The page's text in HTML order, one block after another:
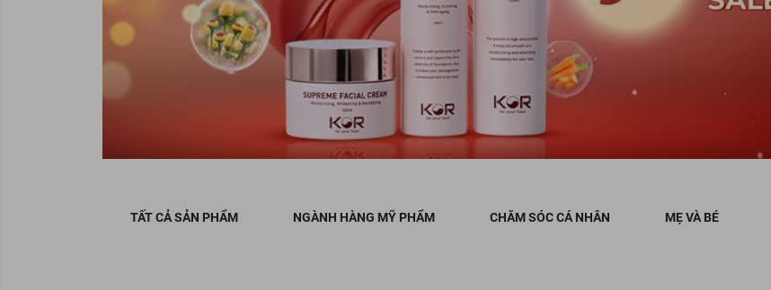
TẤT CẢ SẢN PHẨM NGÀNH HÀNG MỸ PHẨM CHĂM SÓC CÁ NHÂN MẸ VÀ BÉ